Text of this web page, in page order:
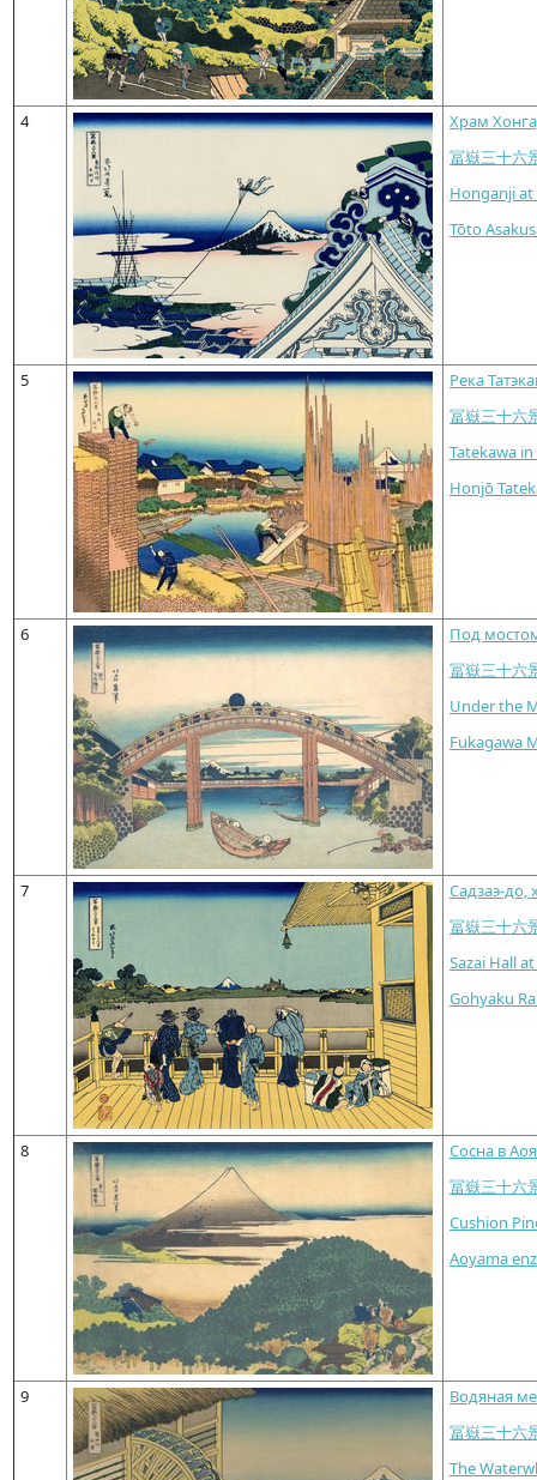
4
Храм
冨嶽三十六
Honganji at
Tōto
5
Река
冨嶽三十
Tatekawa
Honjō
6
Под
冨嶽三十
Under the
Fukagawa
7
Садзаэ-до,
冨嶽三十六
Sazai Hall
Gohyaku
8
Сосна в
冨嶽三十
Cushion
Aoyama
9
Водяная
冨嶽三十
The